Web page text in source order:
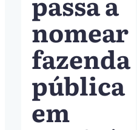
nomear
fazenda
pública
em